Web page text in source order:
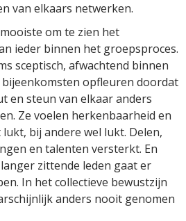
van elkaars netwerken.
om te zien het
ieder binnen het groepsproces.
sceptisch, afwachtend binnen
opfleuren doordat
en steun van elkaar anders
Ze voelen herkenbaarheid en
bij andere wel lukt. Delen,
en talenten versterkt. En
zittende leden gaat er
In het collectieve bewustzijn
anders nooit genomen